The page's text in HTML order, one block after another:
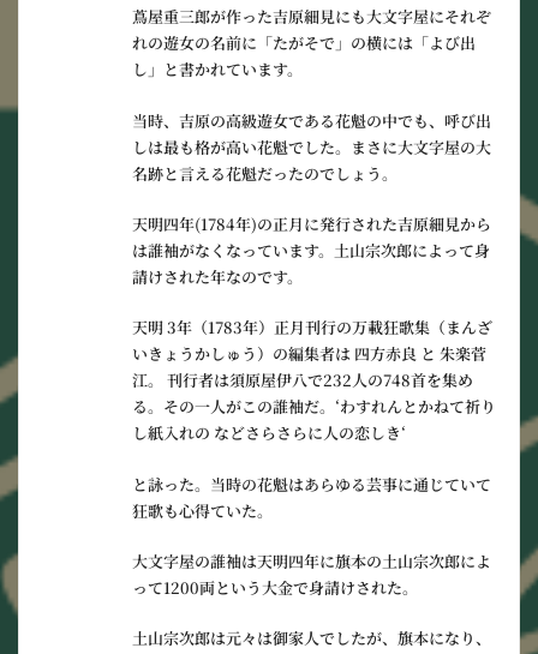
蔦屋重三郎が作った吉原細見にも大文字屋にそれぞ
れの遊女の名前に「たがそで」の横には「よび出
し」と書かれています。
当時、吉原の高級遊女である花魁の中でも、呼び出
しは最も格が高い花魁でした。まさに大文字屋の大
名跡と言える花魁だったのでしょう。
天明四年(1784年)の正月に発行された吉原細見から
は誰袖がなくなっています。土山宗次郎によって身
請けされた年なのです。
天明 3年（1783年）正月刊行の万載狂歌集 （まんざ
いきょうかしゅう）の編集者は 四方赤良 と 朱楽菅
江。 刊行者は須原屋伊八で232人の748首を集め
る。その一人がこの誰袖だ。‘わすれんとかねて祈り
し紙入れの などさらさらに人の恋しき‘
と詠った。当時の花魁はあらゆる芸事に通じていて
狂歌も心得ていた。
大文字屋の誰袖は天明四年に旗本の土山宗次郎によ
って1200両という大金で身請けされた。
土山宗次郎は元々は御家人でしたが、旗本になり、